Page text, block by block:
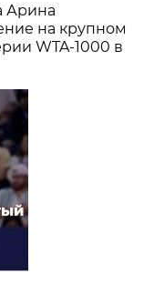
Арина
на крупном
WTA-1000 в